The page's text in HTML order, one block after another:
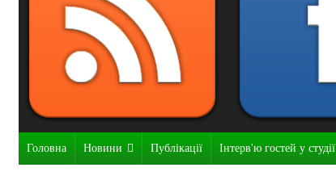
Головна Новини Публікації Інтерв'ю гостей у студії